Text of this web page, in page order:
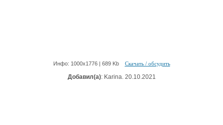
Инфо: 1000х1776 | 689 Kb Скачать / обсудить
Добавил(а): Karina. 20.10.2021